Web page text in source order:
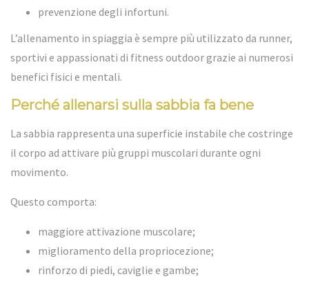
prevenzione degli infortuni.
L’allenamento in spiaggia è sempre più utilizzato da runner,
sportivi e appassionati di fitness outdoor grazie ai numerosi
benefici fisici e mentali.
Perché allenarsi sulla sabbia fa bene
La sabbia rappresenta una superficie instabile che costringe
il corpo ad attivare più gruppi muscolari durante ogni
movimento.
Questo comporta:
maggiore attivazione muscolare;
miglioramento della propriocezione;
rinforzo di piedi, caviglie e gambe;